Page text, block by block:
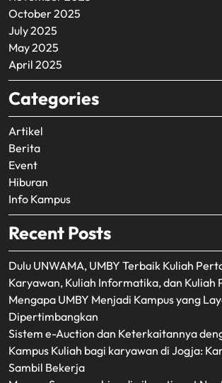
October 2025
July 2025
May 2025
April 2025
Categories
Artikel
Berita
Event
Hiburan
Info Kampus
Recent Posts
Dulu UNWAMA, UMBY Terbaik Kuliah
Karyawan, Kuliah Informatika, dan Kuliah
Mengapa UMBY Menjadi Kampus yang
Dipertimbangkan
Sistem e-Auction dan Keterkaitannya
Kampus Kuliah bagi karyawan di Jogja:
Sambil Bekerja